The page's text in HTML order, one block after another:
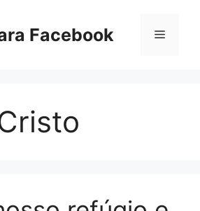
Facebook Menu